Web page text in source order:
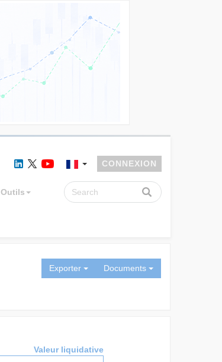
Outils
CONNEXION
Exporter Documents
Valeur liquidative